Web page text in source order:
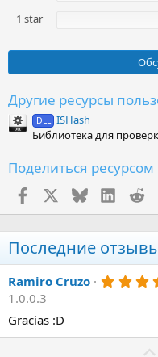
1 star
Другие ресурсы
DLL ISHash
Библиотека для
Поделиться ресурсом
FacebookX (Twitter)
Bluesky
Последние
Ramiro Cruzo
1.0.0.3
Gracias :D